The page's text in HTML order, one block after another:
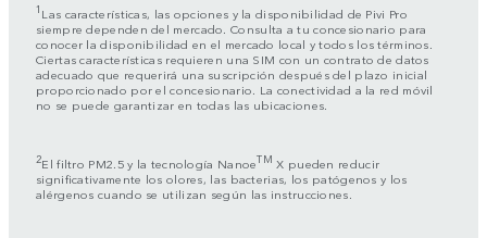
1 Las características, las opciones y la disponibilidad de Pivi Pro
siempre dependen del mercado. Consulta a tu concesionario para
conocer la disponibilidad en el mercado local y todos los términos.
Ciertas características requieren una SIM con un contrato de datos
adecuado que requerirá una suscripción después del plazo inicial
proporcionado por el concesionario. La conectividad a la red móvil
no se puede garantizar en todas las ubicaciones.
2El filtro PM2.5 y la tecnología NanoeTM X pueden reducir
significativamente los olores, las bacterias, los patógenos y los
alérgenos cuando se utilizan según las instrucciones.